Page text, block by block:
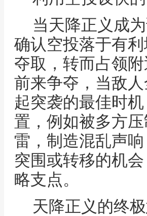
当天降正义成
确认空投落于有
夺取，转而占领
前来争夺，当敌
起突袭的最佳时
置，例如被多方
雷，制造混乱声
突围或转移的机
略支点。
天降正义的终